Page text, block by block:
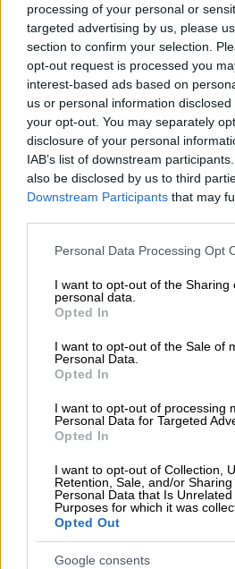
processing of your personal or
targeted advertising by us, please
section to confirm your selection.
opt-out request is processed you
interest-based ads based on
us or personal information
your opt-out. You may separately
disclosure of your personal
IAB’s list of downstream
also be disclosed by us to third
Downstream Participants that may
Please note that this website/app
not limited to your visit or usage
grant or deny consent to Google
use your data for below specified
consent section.
Personal Data Processing Opt
I want to opt-out of the Sharing
personal data.
Opted In
I want to opt-out of the Sale of
Personal Data.
Opted In
I want to opt-out of processing
Personal Data for Targeted
Opted In
I want to opt-out of Collection,
Retention, Sale, and/or
Personal Data that Is
Purposes for which it was
Opted Out
Google consents
Παρόλα αυτά, στην
Αλέξης Τσίπρας έδειξε να
επικεντρωθεί στην
κυβέρνηση, τηνΔΕΗκαι
περιγράφοντας τα
προκαλούν οι ενέργειες
Γνωστοποίησε έτσι τους
οποίους θα «πυροβολεί»
εξής, περιγράφοντας τα
και αφήνοντας τις όποιες
επίλυσή τους για
Σε ρητορικό επίπεδο ο
παραμένει ισχυρός, όπως
σειρά κρίσιμα ζητήματα
δεν φαίνεται να έχουν
προγραμματικής
κατακτήσει το επιτελείο
σημείο έχει φτάσει η
του μηχανισμού που τον
δεδομένο πως για την
απαιτούνται εκατοντάδες
μόνο τα πέντε που
εμφανίσει νέα στελέχη